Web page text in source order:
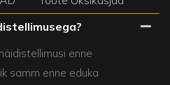
enne
samm enne eduka